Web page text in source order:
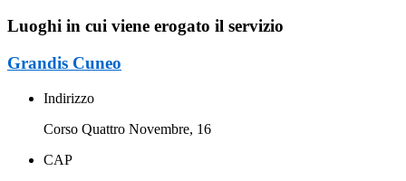
Luoghi in cui viene erogato il servizio
Grandis Cuneo
Indirizzo
Corso Quattro Novembre, 16
CAP